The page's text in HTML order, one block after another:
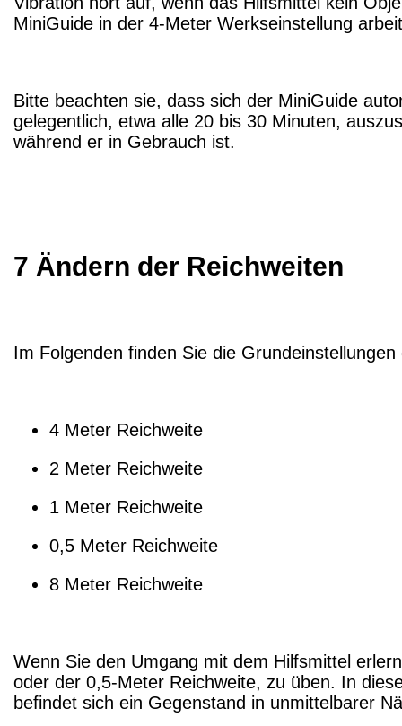
MiniGuide in der 4-Meter Werkseinstellung
Bitte beachten sie, dass sich der MiniGuide
gelegentlich, etwa alle 20 bis 30 Minuten,
während er in Gebrauch ist.
7 Ändern der Reichweiten
Im Folgenden finden Sie die
4 Meter Reichweite
2 Meter Reichweite
1 Meter Reichweite
0,5 Meter Reichweite
8 Meter Reichweite
Wenn Sie den Umgang mit dem Hilfsmittel
oder der 0,5-Meter Reichweite, zu üben. In
befindet sich ein Gegenstand in unmittelbarer